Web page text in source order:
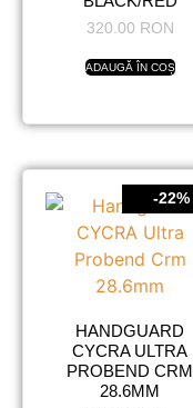
320.00 RON
ADAUGĂ ÎN COȘ
-22%
HANDGUARD
CYCRA ULTRA
PROBEND CRM
28.6MM